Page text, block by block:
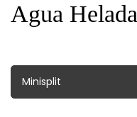
Agua Helada
Minisplit